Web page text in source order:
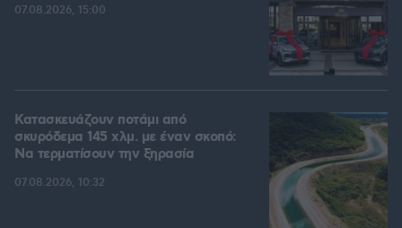
07.08.2026, 15:00
Κατασκευάζουν ποτάμι από
σκυρόδεμα 145 χλμ. με έναν σκοπό:
Να τερματίσουν την ξηρασία
07.08.2026, 10:32